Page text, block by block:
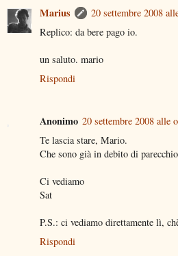
Marius
20 settembre 2008
Replico: da bere pago io.
un saluto. mario
Rispondi
Anonimo 20 settembre 2008 alle
Te lascia stare, Mario.
Che sono già in debito di
Ci vediamo
Sat
P.S.: ci vediamo direttamente lì,
Rispondi